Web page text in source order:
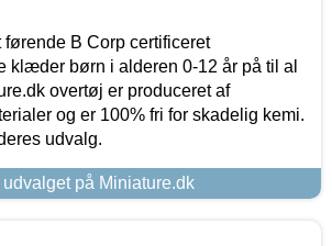
førende B Corp certificeret
klæder børn i alderen 0-12 år på til al
overtøj er produceret af
og er 100% fri for skadelig kemi.
udvalg.
udvalget på Miniature.dk